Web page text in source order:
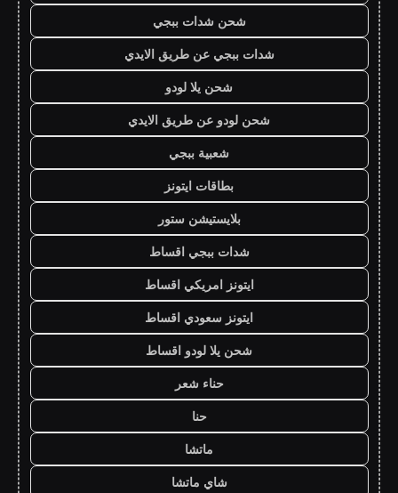
شحن شدات ببجي
شدات ببجي عن طريق الايدي
شحن يلا لودو
شحن لودو عن طريق الايدي
شعبية ببجي
بطاقات ايتونز
بلايستيشن ستور
شدات ببجي اقساط
ايتونز امريكي اقساط
ايتونز سعودي اقساط
شحن يلا لودو اقساط
حناء شعر
حنا
ماتشا
شاي ماتشا